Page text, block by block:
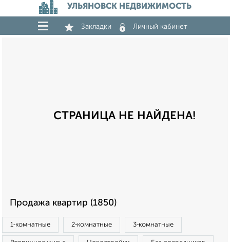
УЛЬЯНОВСК НЕДВИЖИМОСТЬ
Закладки Личный кабинет
СТРАНИЦА НЕ НАЙДЕНА!
Продажа квартир (1850)
1‑комнатные 2‑комнатные 3‑комнатные